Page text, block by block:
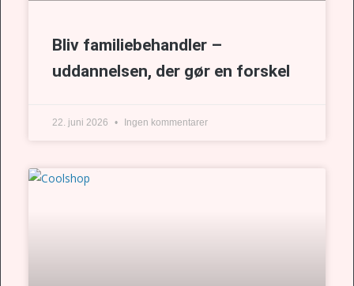
Bliv familiebehandler –
uddannelsen, der gør en forskel
22. juni 2026 Ingen kommentarer